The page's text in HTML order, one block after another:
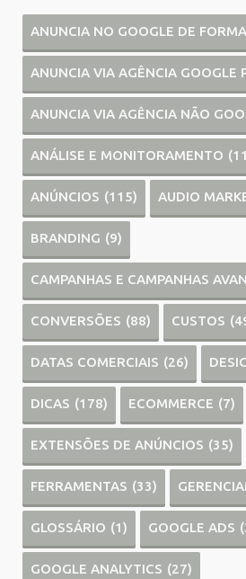
ANUNCIA NO GOOGLE DE
ANUNCIA VIA AGÊNCIA GOOGLE
ANUNCIA VIA AGÊNCIA NÃO
ANÁLISE E MONITORAMENTO
ANÚNCIOS (115) AUDIO
BRANDING (9)
CAMPANHAS E CAMPANHAS
CONVERSÕES (88) CUSTOS
DATAS COMERCIAIS (26)
DICAS (178) ECOMMERCE (7)
EXTENSÕES DE ANÚNCIOS (35)
FERRAMENTAS (33)
GLOSSÁRIO (1) GOOGLE ADS
GOOGLE ANALYTICS (27)